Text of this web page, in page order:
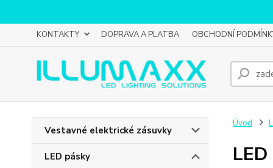
KONTAKTY DOPRAVA A PLATBA OBCHODNÍ
Vestavné elektrické zásuvky
LED pásky
Úvod